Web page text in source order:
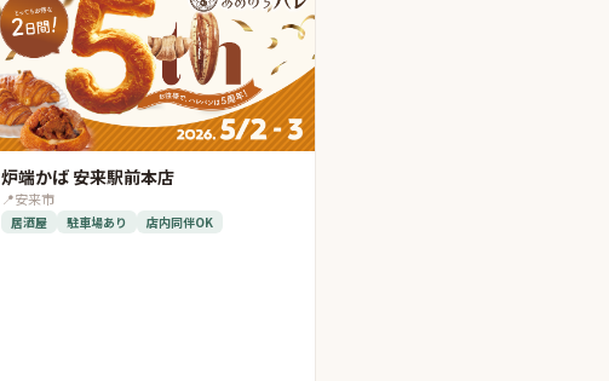
炉端かば 安来駅前本店
📍安来市
居酒屋 駐車場あり 店内同伴OK